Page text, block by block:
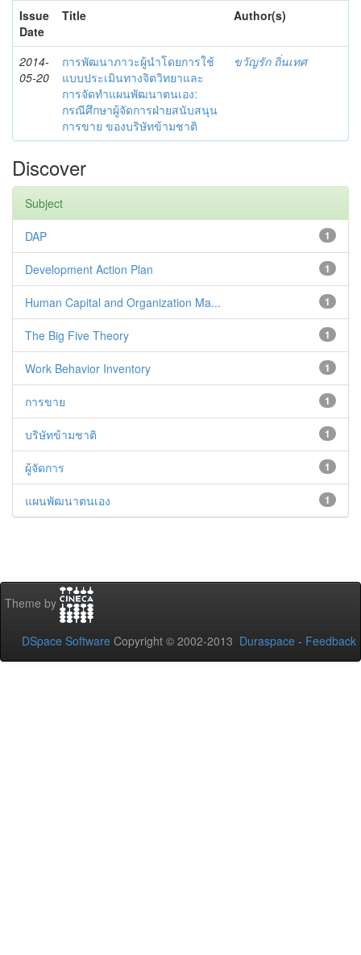
Issue
Date
Title Author(s)
2014-
05-20
การพัฒนาภาวะผู้นำโดยการใช้
แบบประเมินทางจิตวิทยาและ
การจัดทำแผนพัฒนาตนเอง:
กรณีศึกษาผู้จัดการฝ่ายสนับสนุน
การขาย ของบริษัทข้ามชาติ
ขวัญรัก ถิ่นเทศ
Discover
Subject
1
DAP
1
Development Action Plan
1
Human Capital and Organization Ma...
1
The Big Five Theory
1
Work Behavior Inventory
1
การขาย
1
บริษัทข้ามชาติ
1
ผู้จัดการ
1
แผนพัฒนาตนเอง
Theme by
DSpace Software Copyright © 2002-2013 Duraspace - Feedback